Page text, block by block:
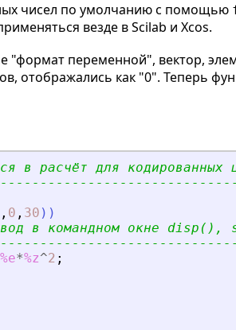
чисел по умолчанию с помощью
везде в Scilab и Xcos.
"формат переменной", вектор,
отображались как "0". Теперь
в расчёт для кодированных
, 0 , 30 ) )
в командном окне
%e*%z^2 ;